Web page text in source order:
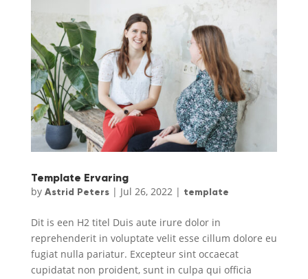
Template Ervaring
by Astrid Peters| Jul 26, 2022 | template
Dit is een H2 titel Duis aute irure dolor in
reprehenderit in voluptate velit esse cillum dolore eu
fugiat nulla pariatur. Excepteur sint occaecat
cupidatat non proident, sunt in culpa qui officia